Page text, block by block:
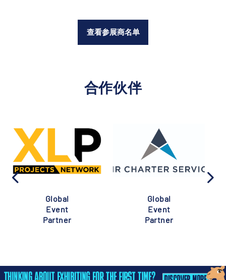
查看参展商名单
合作伙伴
Global
Event
Partner
Global
Event
Partner